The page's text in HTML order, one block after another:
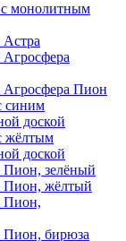
с монолитным
Астра
Агросфера
Агросфера Пион
синим
доской
жёлтым
доской
Пион, зелёный
Пион, жёлтый
Пион,
Пион, бирюза